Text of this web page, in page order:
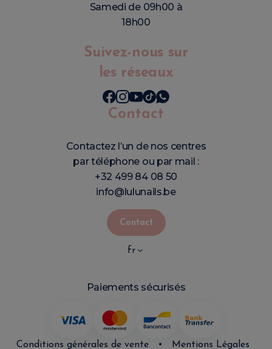
Samedi de 09h00 à
18h00
Suivez-nous sur
les réseaux
Contact
Contactez l’un de nos centres
par téléphone ou par mail :
+32 499 84 08 50
info@lulunails.be
Contact
fr
Paiements sécurisés
Conditions générales de vente • Mentions Légales